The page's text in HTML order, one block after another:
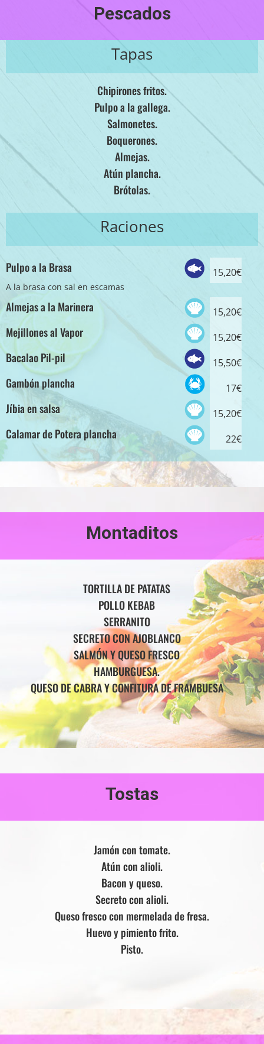
Pescados
Tapas
Chipirones fritos.
Pulpo a la gallega.
Salmonetes.
Boquerones.
Almejas.
Atún plancha.
Brótolas.
Raciones
Pulpo a la Brasa 15,20€
A la brasa con sal en escamas
Almejas a la Marinera 15,20€
Mejillones al Vapor 15,20€
Bacalao Pil-pil 15,50€
Gambón plancha 17€
Jíbia en salsa 15,20€
Calamar de Potera plancha 22€
Montaditos
TORTILLA DE PATATAS
POLLO KEBAB
SERRANITO
SECRETO CON AJOBLANCO
SALMÓN Y QUESO FRESCO
HAMBURGUESA.
QUESO DE CABRA Y CONFITURA DE FRAMBUESA
Tostas
Jamón con tomate.
Atún con alioli.
Bacon y queso.
Secreto con alioli.
Queso fresco con mermelada de fresa.
Huevo y pimiento frito.
Pisto.